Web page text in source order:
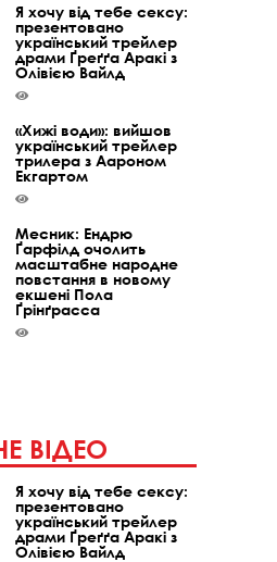
Я хочу від тебе сексу:
презентовано
український трейлер
драми Ґреґґа Аракі з
Олівією Вайлд
«Хижі води»: вийшов
український трейлер
трилера з Аароном
Екгартом
Месник: Ендрю
Ґарфілд очолить
масштабне народне
повстання в новому
екшені Пола
Ґрінґрасса
ВІДЕО
Я хочу від тебе сексу:
презентовано
український трейлер
драми Ґреґґа Аракі з
Олівією Вайлд